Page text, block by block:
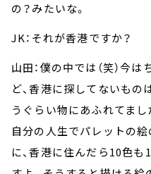
の？みたいな。
JK：それが香港ですか？
山田：僕の中では（笑）今
ど、香港に探してないもの
うぐらい物にあふれてまし
自分の人生でパレットの
に、香港に住んだら10色